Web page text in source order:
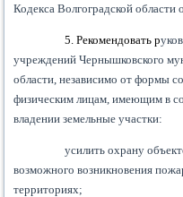
Кодекса Волгоградской области
5. Рекомендовать р
учреждений Чернышковского
области, независимо от формы
физическим лицам, имеющим в
владении земельные участки:
усилить охрану
возможного возникновения
территориях;